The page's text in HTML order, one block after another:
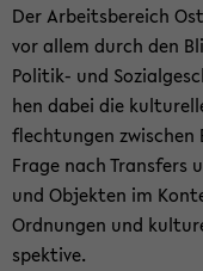
Der Ar­beits­be­reich
vor allem durch den
Politik-​ und
hen dabei die
flech­tun­gen zwi­schen
Frage nach Trans­fers
und Ob­jek­ten im
Ord­nun­gen und
spek­ti­ve.